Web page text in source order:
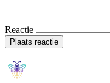
Reactie
Plaats reactie